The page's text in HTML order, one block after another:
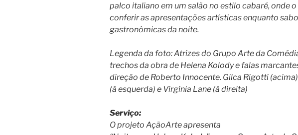
palco italiano em um salão no estilo cabaré, onde
conferir as apresentações artísticas enquanto
gastronômicas da noite.
Legenda da foto: Atrizes do Grupo Arte da
trechos da obra de Helena Kolody e falas
direção de Roberto Innocente. Gilca Rigotti
(à esquerda) e Virginia Lane (à direita)
Serviço:
O projeto AçãoArte apresenta